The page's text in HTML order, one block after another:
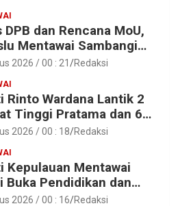
DPB dan Rencana MoU,
Mentawai Sambangi
Mentawai
2026 / 00 : 21 Redaksi
Rinto Wardana Lantik 2
Tinggi Pratama dan 6
Fungsional di
2026 / 00 : 18 Redaksi
Kepulauan Mentawai
Buka Pendidikan dan
Calon Paskibraka
2026 / 00 : 16 Redaksi